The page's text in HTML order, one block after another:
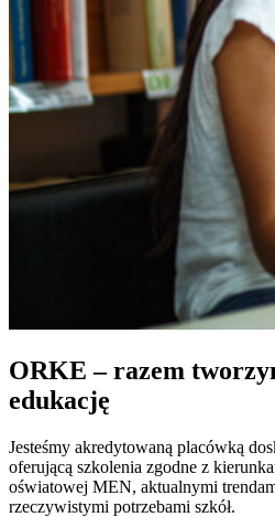
ORKE – razem
edukację
Jesteśmy akredytowaną placówką
oferującą szkolenia zgodne z
oświatowej MEN, aktualnymi
rzeczywistymi potrzebami szkół.